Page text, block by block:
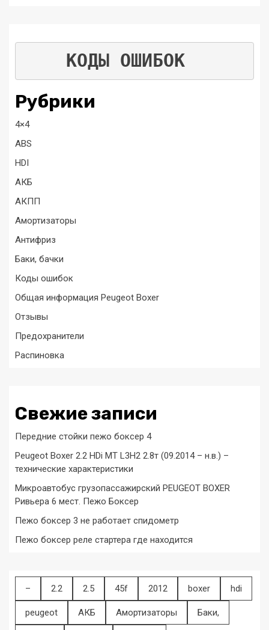
КОДЫ ОШИБОК
Рубрики
4×4
ABS
HDI
АКБ
АКПП
Амортизаторы
Антифриз
Баки, бачки
Коды ошибок
Общая информация Peugeot Boxer
Отзывы
Предохранители
Распиновка
Свежие записи
Передние стойки пежо боксер 4
Peugeot Boxer 2.2 HDi MT L3H2 2.8т (09.2014 – н.в.) –
технические характеристики
Микроавтобус грузопассажирский PEUGEOT BOXER
Ривьера 6 мест. Пежо Боксер
Пежо боксер 3 не работает спидометр
Пежо боксер реле стартера где находится
– 2.2 2.5 45f 2012 boxer hdi
peugeot АКБ Амортизаторы Баки,